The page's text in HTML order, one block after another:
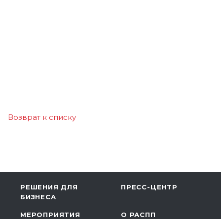
Возврат к списку
РЕШЕНИЯ ДЛЯ
БИЗНЕСА
ПРЕСС-ЦЕНТР
МЕРОПРИЯТИЯ О РАСПП